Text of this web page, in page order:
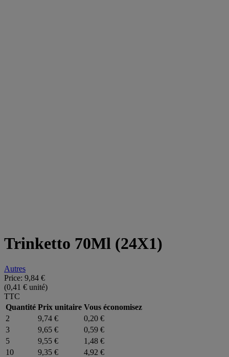
Trinketto 70Ml (24X1)
Autres
Price: 9,84 €
(0,41 € unité)
TTC
Quantité Prix unitaire Vous économisez
2
9,74 €
0,20 €
3
9,65 €
0,59 €
5
9,55 €
1,48 €
10
9,35 €
4,92 €